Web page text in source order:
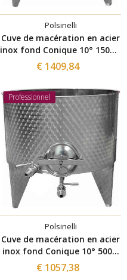
Polsinelli
Cuve de macération en acier
inox fond Conique 10° 1500 L
avec trappe de vidange Ø
300
€ 1409,84
Professionnel
Polsinelli
Cuve de macération en acier
inox fond Conique 10° 500 L
avec trappe de vidange Ø
300
€ 1057,38